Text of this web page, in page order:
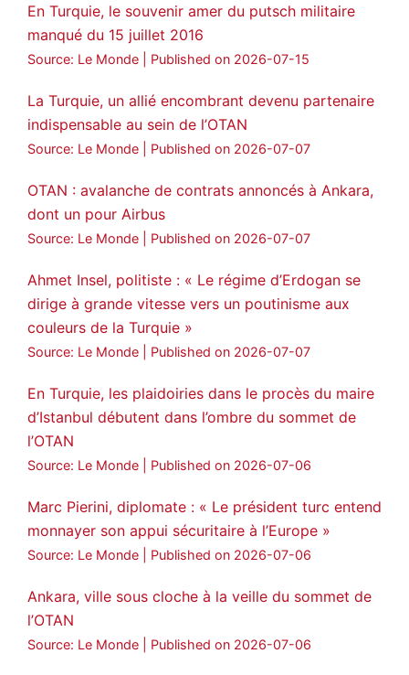
En Turquie, le souvenir amer du putsch militaire
manqué du 15 juillet 2016
Source: Le Monde Published on 2026-07-15
La Turquie, un allié encombrant devenu partenaire
indispensable au sein de l’OTAN
Source: Le Monde Published on 2026-07-07
OTAN : avalanche de contrats annoncés à Ankara,
dont un pour Airbus
Source: Le Monde Published on 2026-07-07
Ahmet Insel, politiste : « Le régime d’Erdogan se
dirige à grande vitesse vers un poutinisme aux
couleurs de la Turquie »
Source: Le Monde Published on 2026-07-07
En Turquie, les plaidoiries dans le procès du maire
d’Istanbul débutent dans l’ombre du sommet de
l’OTAN
Source: Le Monde Published on 2026-07-06
Marc Pierini, diplomate : « Le président turc entend
monnayer son appui sécuritaire à l’Europe »
Source: Le Monde Published on 2026-07-06
Ankara, ville sous cloche à la veille du sommet de
l’OTAN
Source: Le Monde Published on 2026-07-06